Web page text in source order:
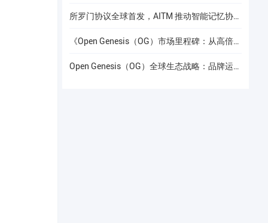
所罗门协议全球首发，AITM 推动智能记忆协议进入全球协作阶段
《Open Genesis（OG）市场里程碑：从高倍增长到共识流动性的价值重构》
Open Genesis（OG）全球生态战略：品牌运营赋能下的线下共识网络建设